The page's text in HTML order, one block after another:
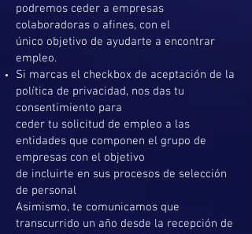
podremos ceder a empresas
colaboradoras o afines, con el
único objetivo de ayudarte a encontrar
empleo.
Si marcas el checkbox de aceptación de la
política de privacidad, nos das tu
consentimiento para
ceder tu solicitud de empleo a las
entidades que componen el grupo de
empresas con el objetivo
de incluirte en sus procesos de selección
de personal
Asimismo, te comunicamos que
transcurrido un año desde la recepción de